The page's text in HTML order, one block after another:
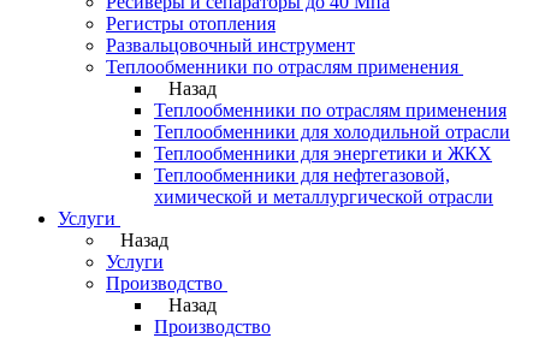
Регистры отопления
Развальцовочный инструмент
Теплообменники по отраслям применения
Назад
Теплообменники по отраслям применения
Теплообменники для холодильной отрасли
Теплообменники для энергетики и ЖКХ
Теплообменники для нефтегазовой,
химической и металлургической отрасли
Услуги
Назад
Услуги
Производство
Назад
Производство